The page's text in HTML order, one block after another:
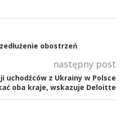
obostrzeń
następny post
uchodźców z Ukrainy w Polsce
oba kraje, wskazuje Deloitte